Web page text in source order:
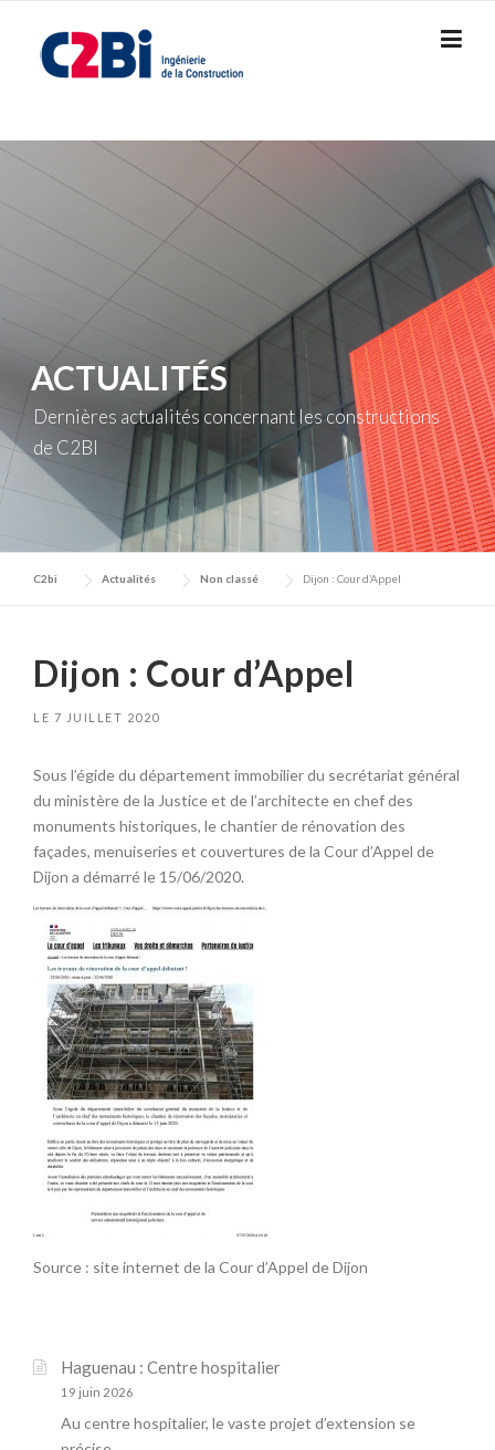
content
ACTUALITÉS
Dernières actualités concernant les constructions
de C2BI
C2bi Actualités Non classé Dijon : Cour d’Appel
Dijon : Cour d’Appel
LE 7 JUILLET 2020
Sous l’égide du département immobilier du secrétariat général
du ministère de la Justice et de l’architecte en chef des
monuments historiques, le chantier de rénovation des
façades, menuiseries et couvertures de la Cour d’Appel de
Dijon a démarré le 15/06/2020.
Source : site internet de la Cour d’Appel de Dijon
Haguenau : Centre hospitalier
19 juin 2026
Au centre hospitalier, le vaste projet d’extension se